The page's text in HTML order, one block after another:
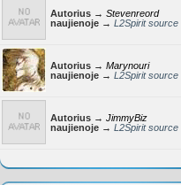
Autorius → Stevenreord
naujienoje → L2Spirit source
Autorius → Marynouri
naujienoje → L2Spirit source
Autorius → JimmyBiz
naujienoje → L2Spirit source